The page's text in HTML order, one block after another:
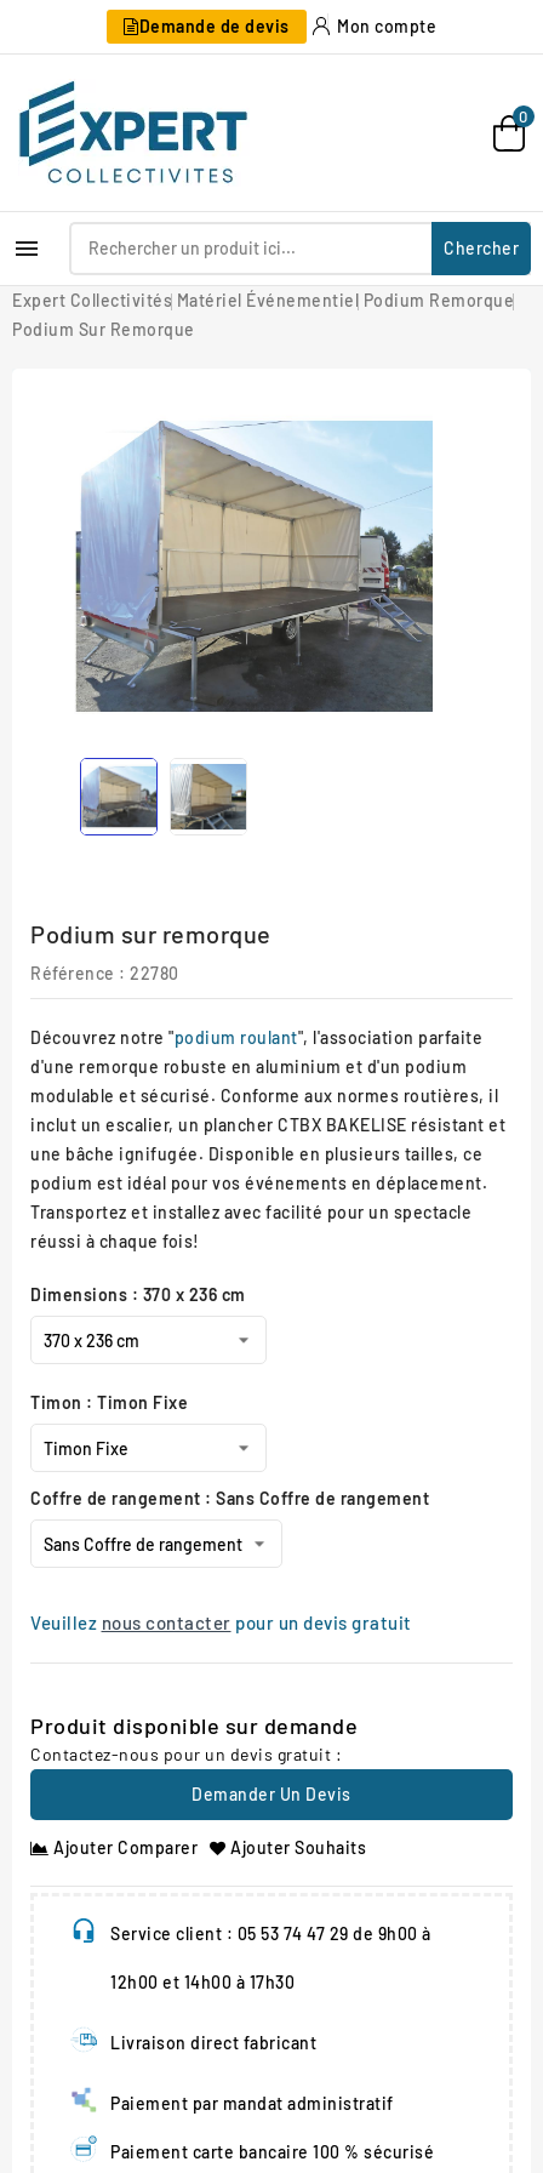
Demande de devis Mon compte
0
 Chercher
Expert Collectivités Matériel Événementiel Podium Remorque
Podium Sur Remorque
Podium sur remorque
Référence : 22780
Découvrez notre "podium roulant", l'association parfaite
d'une remorque robuste en aluminium et d'un podium
modulable et sécurisé. Conforme aux normes routières, il
inclut un escalier, un plancher CTBX BAKELISE résistant et
une bâche ignifugée. Disponible en plusieurs tailles, ce
podium est idéal pour vos événements en déplacement.
Transportez et installez avec facilité pour un spectacle
réussi à chaque fois!
Dimensions : 370 x 236 cm
Timon : Timon Fixe
Coffre de rangement : Sans Coffre de rangement
Veuillez nous contacter pour un devis gratuit
Produit disponible sur demande
Contactez-nous pour un devis gratuit :
Demander Un Devis
Ajouter Comparer Ajouter Souhaits
Service client : 05 53 74 47 29 de 9h00 à
12h00 et 14h00 à 17h30
Livraison direct fabricant
Paiement par mandat administratif
Paiement carte bancaire 100 % sécurisé